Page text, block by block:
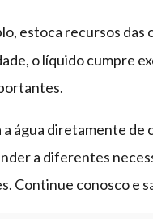
estoca recursos
o líquido cumpre
água diretamente de
a diferentes
Continue conosco e